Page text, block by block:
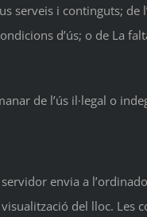
i continguts; de
d’ús; o de
de l’ús il·legal o
envia a
del lloc. Les